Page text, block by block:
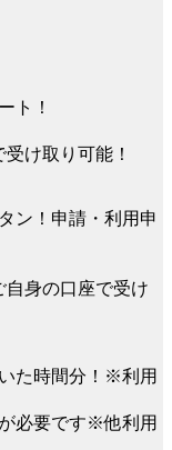
ト！
け取り可能！
ン！申請・利用申
自身の口座で受け
た時間分！※利用
必要です※他利用